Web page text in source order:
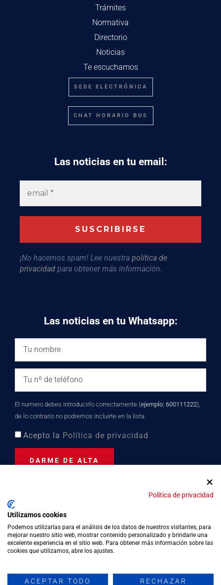
Trámites
Normativa
Directorio
Noticias
Te escuchamos
SEDE ELECTRÓNICA
CHAT HORARIO BUS
Las noticias en tu email:
¡No hacemos spam! Lee nuestra política de
privacidad para obtener más información.
Las noticias en tu Whatsapp:
El numero debes introducirlo correctamente (ejemplo: 600111222),
de lo contrario no podremos incluirte en la lista.
Acepto la Política de privacidad
DARME DE ALTA
Distinción turística desde
2023
Política de privacidad
Política de privacidad
Utilizamos cookies
Podemos utilizarlas para el análisis de los datos de nuestros visitantes, para
mejorar nuestro sitio web, mostrar contenido personalizado y brindarle una
excelente experiencia en el sitio web. Para obtener más información sobre las
cookies que utilizamos, abre los ajustes.
ACEPTAR TODO RECHAZAR